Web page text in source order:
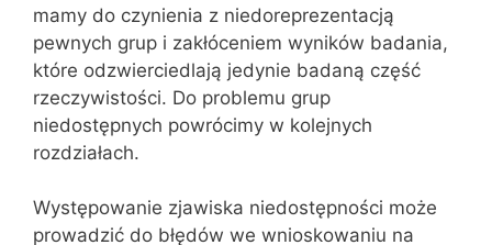
mamy do czynienia z niedoreprezentacją
pewnych grup i zakłóceniem wyników badania,
które odzwierciedlają jedynie badaną część
rzeczywistości. Do problemu grup
niedostępnych powrócimy w kolejnych
rozdziałach.
Występowanie zjawiska niedostępności może
prowadzić do błędów we wnioskowaniu na